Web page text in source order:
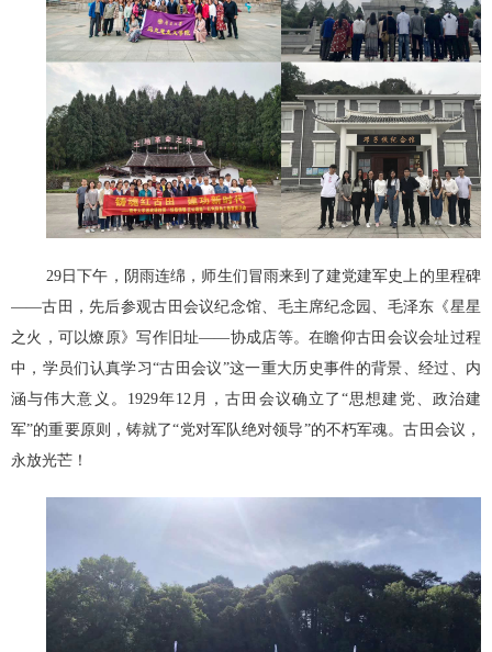
29日下午，阴雨连绵，师生们冒雨来到了建党建军史上的里程碑
——古田，先后参观古田会议纪念馆、毛主席纪念园、毛泽东《星星
之火，可以燎原》写作旧址——协成店等。在瞻仰古田会议会址过程
中，学员们认真学习“古田会议”这一重大历史事件的背景、经过、内
涵与伟大意义。1929年12月，古田会议确立了“思想建党、政治建
军”的重要原则，铸就了“党对军队绝对领导”的不朽军魂。古田会议，
永放光芒！